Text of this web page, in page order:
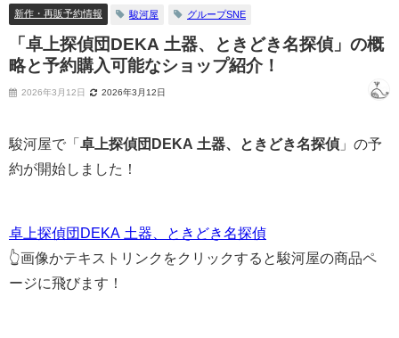
新作・再販予約情報 駿河屋 グループSNE
「卓上探偵団DEKA 土器、ときどき名探偵」の概
略と予約購入可能なショップ紹介！
2026年3月12日 2026年3月12日
駿河屋で「 卓上探偵団DEKA 土器、ときどき名探偵 」の予
約が開始しました！
卓上探偵団DEKA 土器、ときどき名探偵
👆画像かテキストリンクをクリックすると駿河屋の商品ペ
ージに飛びます！